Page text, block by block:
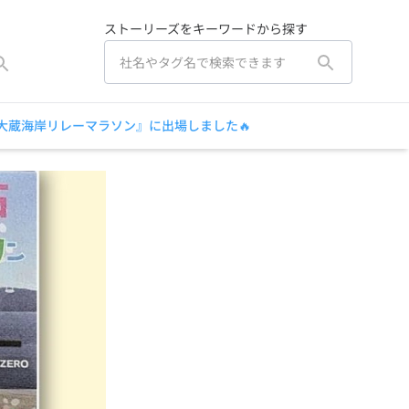
ストーリーズをキーワードから探す
海岸リレーマラソン』に出場しました🔥